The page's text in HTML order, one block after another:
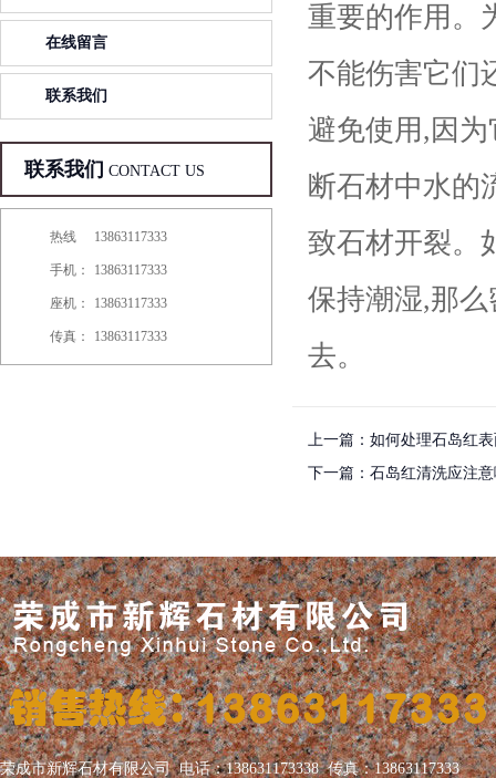
在线留言
联系我们
联系我们 CONTACT US
热线 13863117333
手机： 13863117333
座机： 13863117333
传真： 13863117333
重要的作用。
不能伤害它们
避免使用,因
断石材中水的
致石材开裂。
保持潮湿,那
去。
上一篇： 如何处理石岛红
下一篇： 石岛红清洗应注
荣成市新辉石材有限公司 电话：138631173338 传真：13863117333